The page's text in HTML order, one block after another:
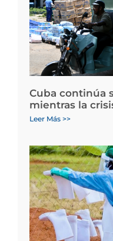
Cuba continúa
mientras la
Leer Más >>